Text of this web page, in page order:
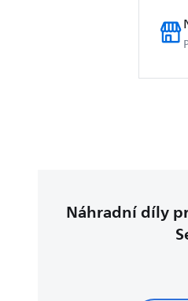
Náhradní díly